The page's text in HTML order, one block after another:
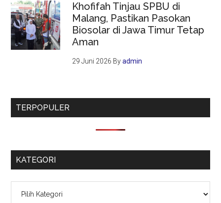
Khofifah Tinjau SPBU di
Malang, Pastikan Pasokan
Biosolar di Jawa Timur Tetap
Aman
29 Juni 2026 Byadmin
TERPOPULER
KATEGORI